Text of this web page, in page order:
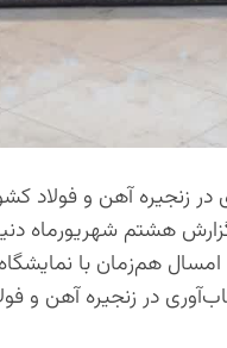
هشتم شهریورماه
امسال هم‌زمان با
در زنجیره آهن و